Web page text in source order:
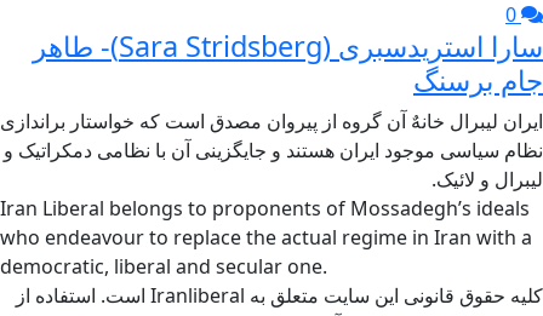
سارا استریدسبری (Sara Stridsberg)- طاهر
جام برسنگ
ایران لیبرال خانهٌ آن گروه از پیروان مصدق است که خواستار براندازی
نظام سیاسی موجود ایران هستند و جایگزینی آن با نظامی دمکراتیک و
لیبرال و لائیک.
Iran Liberal belongs to proponents of Mossadegh’s ideals
who endeavour to replace the actual regime in Iran with a
democratic, liberal and secular one.
کلیه حقوق قانونی این سایت متعلق به Iranliberal است. استفاده از